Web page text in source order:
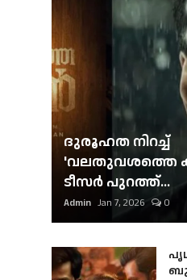
ദുരൂഹത നിറച്ച്
'വലതുവശത്തെ
ടീസര്‍ പുറത്ത്...
Admin Jan 7, 2026 0